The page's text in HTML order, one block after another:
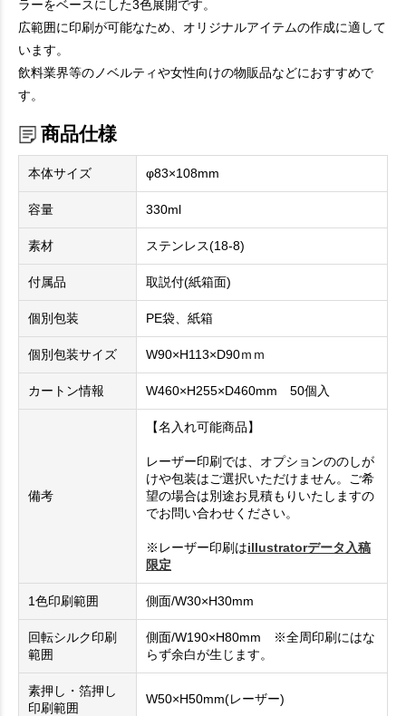
ラーをベースにした3色展開です。
広範囲に印刷が可能なため、オリジナルアイテムの作成に適して
います。
飲料業界等のノベルティや女性向けの物販品などにおすすめで
す。
商品仕様
本体サイズ φ83×108mm
容量 330ml
素材 ステンレス(18-8)
付属品 取説付(紙箱面)
個別包装 PE袋、紙箱
個別包装サイズ W90×H113×D90ｍｍ
カートン情報 W460×H255×D460mm 50個入
備考
【名入れ可能商品】
レーザー印刷では、オプションののしが
けや包装はご選択いただけません。ご希
望の場合は別途お見積もりいたしますの
でお問い合わせください。
※レーザー印刷はillustratorデータ入稿
限定
1色印刷範囲 側面/W30×H30mm
回転シルク印刷
範囲
側面/W190×H80mm ※全周印刷にはな
らず余白が生じます。
素押し・箔押し
印刷範囲
W50×H50mm(レーザー)